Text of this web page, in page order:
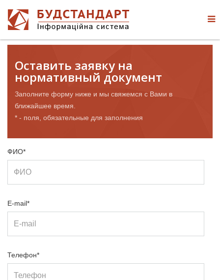
Оставить заявку на
нормативный документ
Заполните форму ниже и мы свяжемся с Вами в
ближайшее время.
* - поля, обязательные для заполнения
ФИО*
E-mail*
Телефон*